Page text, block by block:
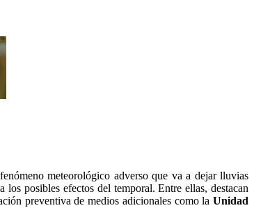
meteorológico adverso que va a dejar lluvias
los posibles efectos del temporal. Entre ellas, destacan
preventiva de medios adicionales como laUnidad